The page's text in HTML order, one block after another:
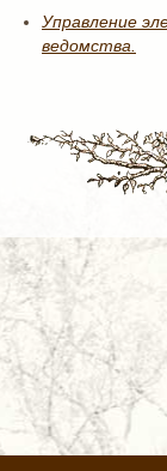
Управление
ведомства.